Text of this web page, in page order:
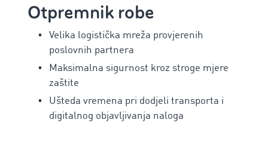
Otpremnik robe
Velika logistička mreža provjerenih
poslovnih partnera
Maksimalna sigurnost kroz stroge mjere
zaštite
Ušteda vremena pri dodjeli transporta i
digitalnog objavljivanja naloga